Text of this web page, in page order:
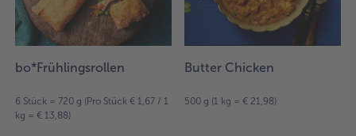
bo*Frühlingsrollen
6 Stück = 720 g (Pro Stück € 1,67 / 1
kg = € 13,88)
Butter Chicken
500 g (1 kg = € 21,98)